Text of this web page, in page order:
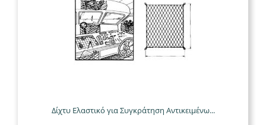
Δίχτυ Ελαστικό για Συγκράτηση Αντικειμένω...